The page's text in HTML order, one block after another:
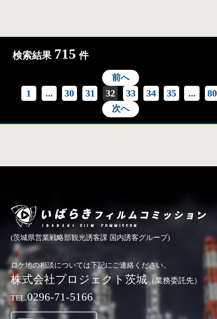
検索結果 715 件
前へ
1 ... 30 31 32 33 34 35 ... 80
次へ
(茨城県営業戦略部観光誘客課 国内誘客グループ)
ロケ地の相談については下記にご連絡ください。
株式会社プロジェクト茨城（業務委託先）
TEL.0296-71-5166